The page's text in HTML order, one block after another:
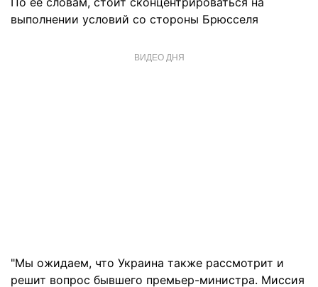
выполнении условий со стороны Брюсселя
ВИДЕО ДНЯ
"Мы ожидаем, что Украина также рассмотрит и
решит вопрос бывшего премьер-министра. Миссия